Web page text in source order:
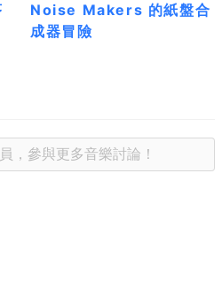
Noise Makers 的紙盤合
成器冒險